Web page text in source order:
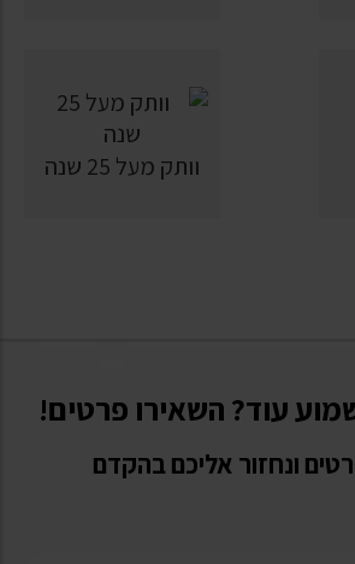
וותק מעל 25 שנה
עוד? השאירו פרטים!
ונחזור אליכם בהקדם